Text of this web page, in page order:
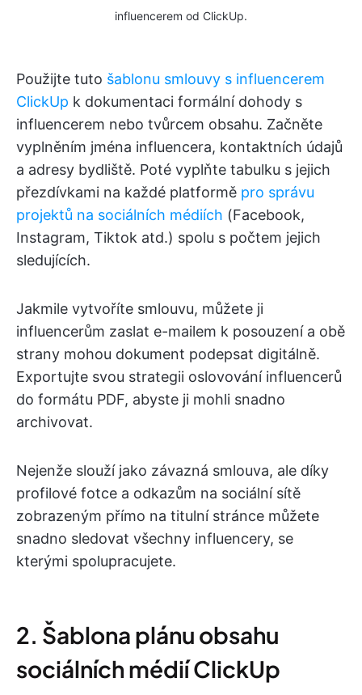
influencerem od ClickUp.
Použijte tuto šablonu smlouvy s influencerem
ClickUp k dokumentaci formální dohody s
influencerem nebo tvůrcem obsahu. Začněte
vyplněním jména influencera, kontaktních údajů
a adresy bydliště. Poté vyplňte tabulku s jejich
přezdívkami na každé platformě pro správu
projektů na sociálních médiích (Facebook,
Instagram, Tiktok atd.) spolu s počtem jejich
sledujících.
Jakmile vytvoříte smlouvu, můžete ji
influencerům zaslat e-mailem k posouzení a obě
strany mohou dokument podepsat digitálně.
Exportujte svou strategii oslovování influencerů
do formátu PDF, abyste ji mohli snadno
archivovat.
Nejenže slouží jako závazná smlouva, ale díky
profilové fotce a odkazům na sociální sítě
zobrazeným přímo na titulní stránce můžete
snadno sledovat všechny influencery, se
kterými spolupracujete.
2. Šablona plánu obsahu
sociálních médií ClickUp